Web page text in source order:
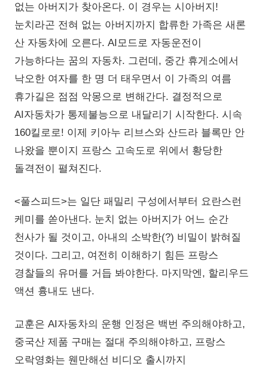
없는 아버지가 찾아온다. 이 경우는 시아버지!
눈치라곤 전혀 없는 아버지까지 합류한 가족은 새론
산 자동차에 오른다. AI모드로 자동운전이
가능하다는 꿈의 자동차. 그런데, 중간 휴게소에서
낙오한 여자를 한 명 더 태우면서 이 가족의 여름
휴가길은 점점 악몽으로 변해간다. 결정적으로
AI자동차가 통제불능으로 내달리기 시작한다. 시속
160킬로로! 이제 키아누 리브스와 산드라 블록만 안
나왔을 뿐이지 프랑스 고속도로 위에서 황당한
돌격전이 펼쳐진다.
<풀스피드>는 일단 패밀리 구성에서부터 요란스런
케미를 쏟아낸다. 눈치 없는 아버지가 어느 순간
천사가 될 것이고, 아내의 소박한(?) 비밀이 밝혀질
것이다. 그리고, 여전히 이해하기 힘든 프랑스
경찰들의 유머를 거듭 봐야한다. 마지막엔, 할리우드
액션 흉내도 낸다.
교훈은 AI자동차의 운행 인정은 백번 주의해야하고,
중국산 제품 구매는 절대 주의해야하고, 프랑스
오락영화는 웬만해선 비디오 출시까지